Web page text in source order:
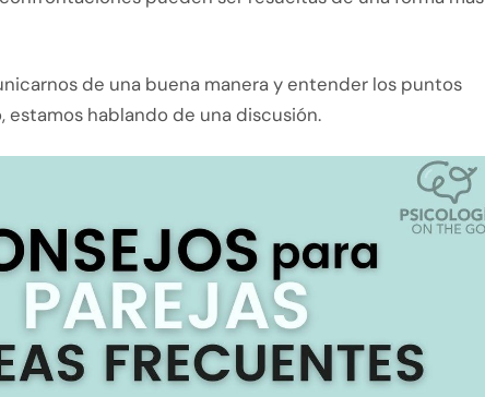
de una buena manera y entender los puntos
hablando de una discusión.